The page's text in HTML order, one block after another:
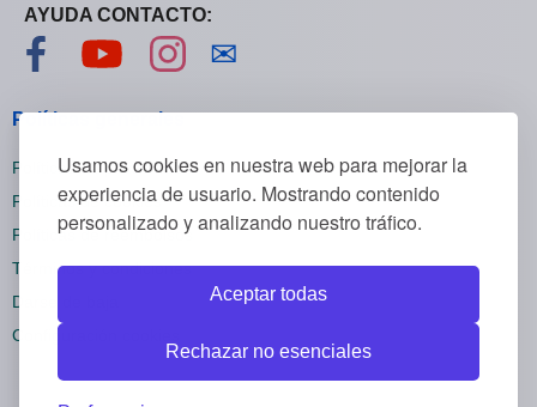
Usamos cookies en nuestra web para mejorar la
experiencia de usuario. Mostrando contenido
personalizado y analizando nuestro tráfico.
Aceptar todas
Rechazar no esenciales
AYUDA CONTACTO:
Visítanos en Facebook
Visítanos en YouTube
Visítanos en Instagram
✉
Políticas generales
Políticas de privacidad
Políticas de cookies
Políticas de reembolsos
Términos y condiciones
Darse de baja
Configuración cookies